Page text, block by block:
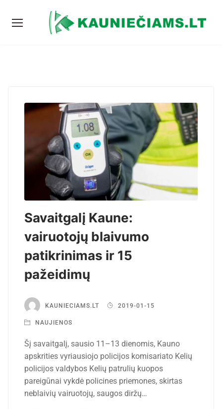
Savaitgalį Kaune:
vairuotojų blaivumo
patikrinimas ir 15
pažeidimų
KAUNIECIAMS.LT 2019-01-15
NAUJIENOS
Šį savaitgalį, sausio 11–13 dienomis, Kauno
apskrities vyriausiojo policijos komisariato Kelių
policijos valdybos Kelių patrulių kuopos
pareigūnai vykdė policines priemones, skirtas
neblaivių vairuotojų, saugos diržų…